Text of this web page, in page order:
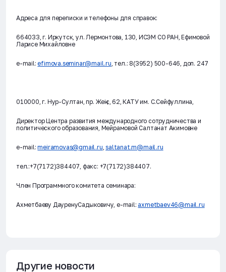
Адреса для переписки и телефоны для справок:
664033, г. Иркутск, ул. Лермонтова, 130, ИСЭМ СО РАН, Ефимовой
Ларисе Михайловне
e-mail:efimova.seminar@mail.ru, тел.: 8(3952) 500-646, доп. 247
010000, г. Нур-Султан, пр. Жеңіс, 62, КАТУ им. С.Сейфуллина,
Директор Центра развития международного сотрудничества и
политического образования, Мейрамовой Салтанат Акимовне
e-mail:meiramovas@gmail.ru,saltanat.m@mail.ru
тел.:+7(7172)384407, факс: +7(7172)384407.
Член Программного комитета семинара:
Ахметбаеву ДауренуСадыковичу, e-mail: axmetbaev46@mail.ru
Другие новости